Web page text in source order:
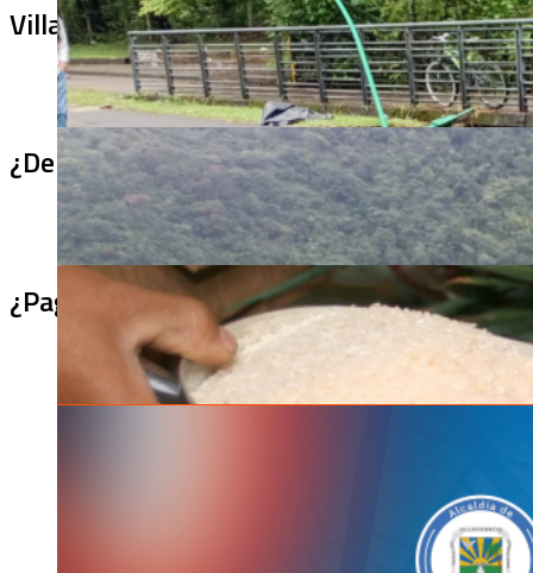
Villa Julia no puede tapar el problema:
¿De qué sirve un puente terminado si no
¿Pagaron menos de lo permitido por el